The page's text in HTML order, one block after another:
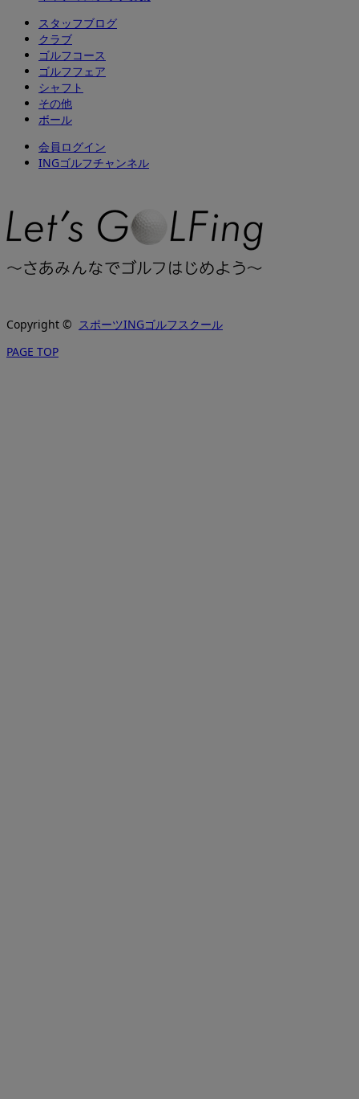
スタッフブログ
クラブ
ゴルフコース
ゴルフフェア
シャフト
その他
ボール
会員ログイン
INGゴルフチャンネル
Copyright © スポーツINGゴルフスクール
PAGE TOP